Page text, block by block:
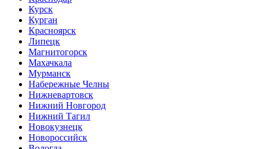
Курск
Курган
Красноярск
Липецк
Магнитогорск
Махачкала
Мурманск
Набережные Челны
Нижневартовск
Нижний Новгород
Нижний Тагил
Новокузнецк
Новороссийск